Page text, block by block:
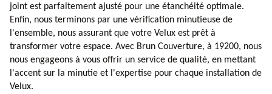
joint est parfaitement ajusté pour une étanchéité optimale.
Enfin, nous terminons par une vérification minutieuse de
l'ensemble, nous assurant que votre Velux est prêt à
transformer votre espace. Avec Brun Couverture, à 19200, nous
nous engageons à vous offrir un service de qualité, en mettant
l'accent sur la minutie et l'expertise pour chaque installation de
Velux.